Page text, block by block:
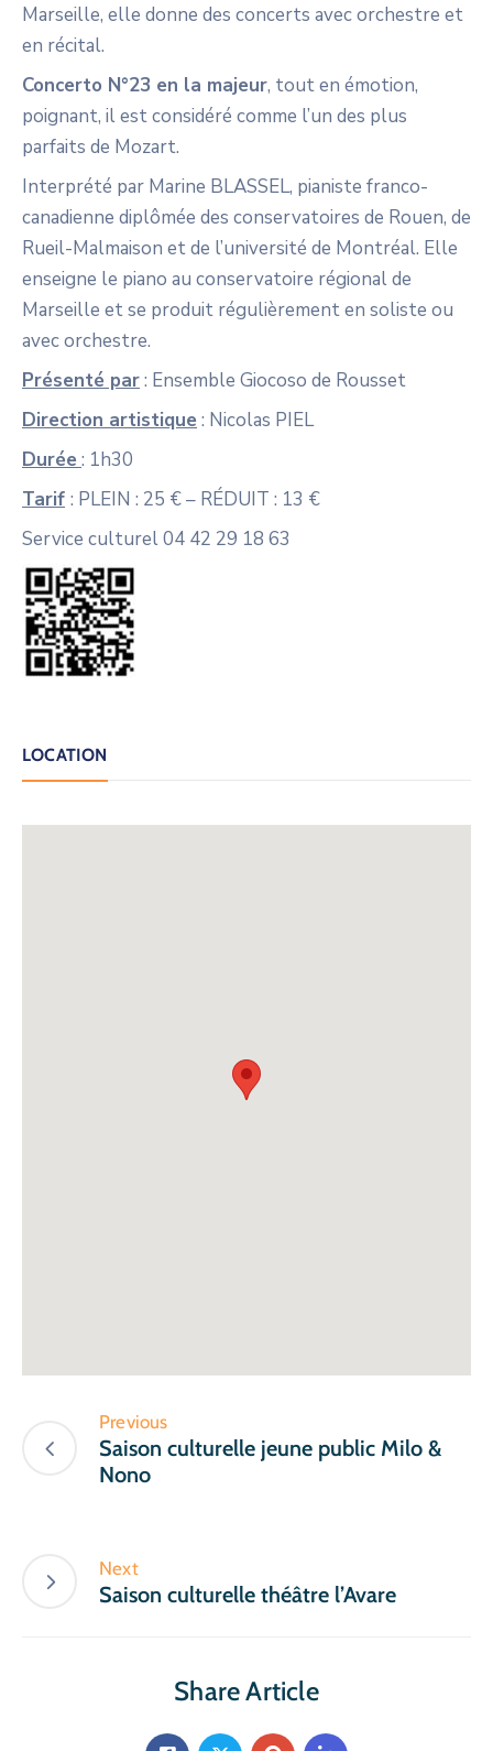
Marseille, elle donne des concerts avec orchestre et
en récital.
Concerto N°23 en la majeur, tout en émotion,
poignant, il est considéré comme l’un des plus
parfaits de Mozart.
Interprété par Marine BLASSEL, pianiste franco-
canadienne diplômée des conservatoires de Rouen, de
Rueil-Malmaison et de l’université de Montréal. Elle
enseigne le piano au conservatoire régional de
Marseille et se produit régulièrement en soliste ou
avec orchestre.
Présenté par: Ensemble Giocoso de Rousset
Direction artistique : Nicolas PIEL
Durée : 1h30
Tarif : PLEIN : 25 € – RÉDUIT : 13 €
Service culturel 04 42 29 18 63
LOCATION
Previous
Saison culturelle jeune public Milo &
Nono
Next
Saison culturelle théâtre l’Avare
Share Article